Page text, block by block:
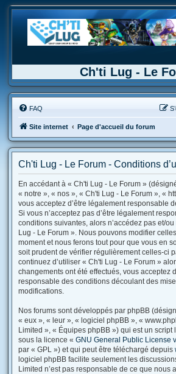
Ch'ti Lug - Le
FAQ
Site internet Page d'accueil du forum
Ch'ti Lug - Le Forum - Conditions
En accédant à « Ch'ti Lug - Le Forum »
« notre », « nos », « Ch'ti Lug - Le Forum », «
vous acceptez d’être légalement responsable
Si vous n’acceptez pas d’être légalement
conditions suivantes, alors n’accédez pas et/ou
Lug - Le Forum ». Nous pouvons modifier
moment et nous ferons tout pour que vous en
soit prudent de vérifier régulièrement celles-ci
continuez d’utiliser « Ch'ti Lug - Le Forum »
changements ont été effectués, vous acceptez
responsable des conditions découlant des
modifications.
Nos forums sont développés par phpBB
« eux », « leur », « logiciel phpBB », «
Limited », « Équipes phpBB ») qui est un script
sous la licence « GNU General Public License
par « GPL ») et qui peut être téléchargé depuis
logiciel phpBB facilite seulement les
Limited n’est pas responsable de ce que nous